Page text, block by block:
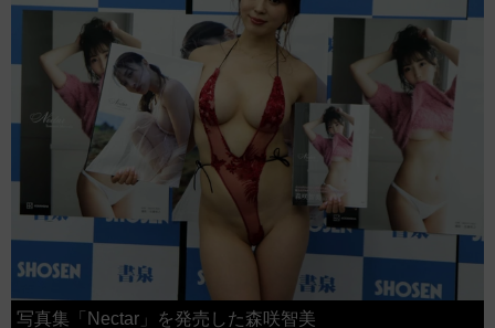
写真集「Nectar」を発売した森咲智美